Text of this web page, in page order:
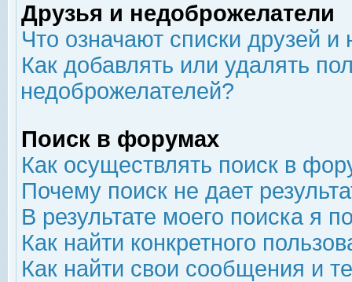
Друзья и недоброжелатели
Что означают списки друзей
Как добавлять или удалять
недоброжелателей?
Поиск в форумах
Как осуществлять поиск в
Почему поиск не дает
В результате моего поиска я
Как найти конкретного
Как найти свои сообщения и